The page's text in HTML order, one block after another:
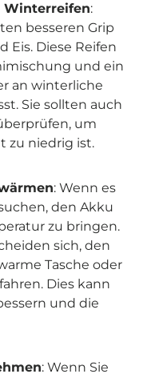
Winterreifen:
besseren Grip
Eis. Diese Reifen
und ein
an winterliche
Sie sollten auch
um
zu niedrig ist.
: Wenn es
den Akku
zu bringen.
sich, den
Tasche oder
Dies kann
und die
: Wenn Sie